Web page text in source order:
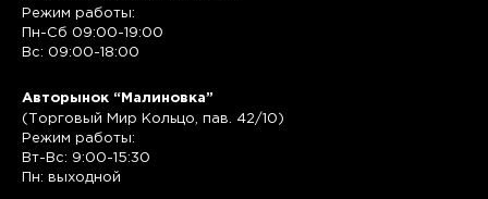
Режим работы:
Пн-Сб 09:00-19:00
Вс: 09:00-18:00
Авторынок “Малиновка”
(Торговый Мир Кольцо, пав. 42/10)
Режим работы:
Вт-Вс: 9:00-15:30
Пн: выходной